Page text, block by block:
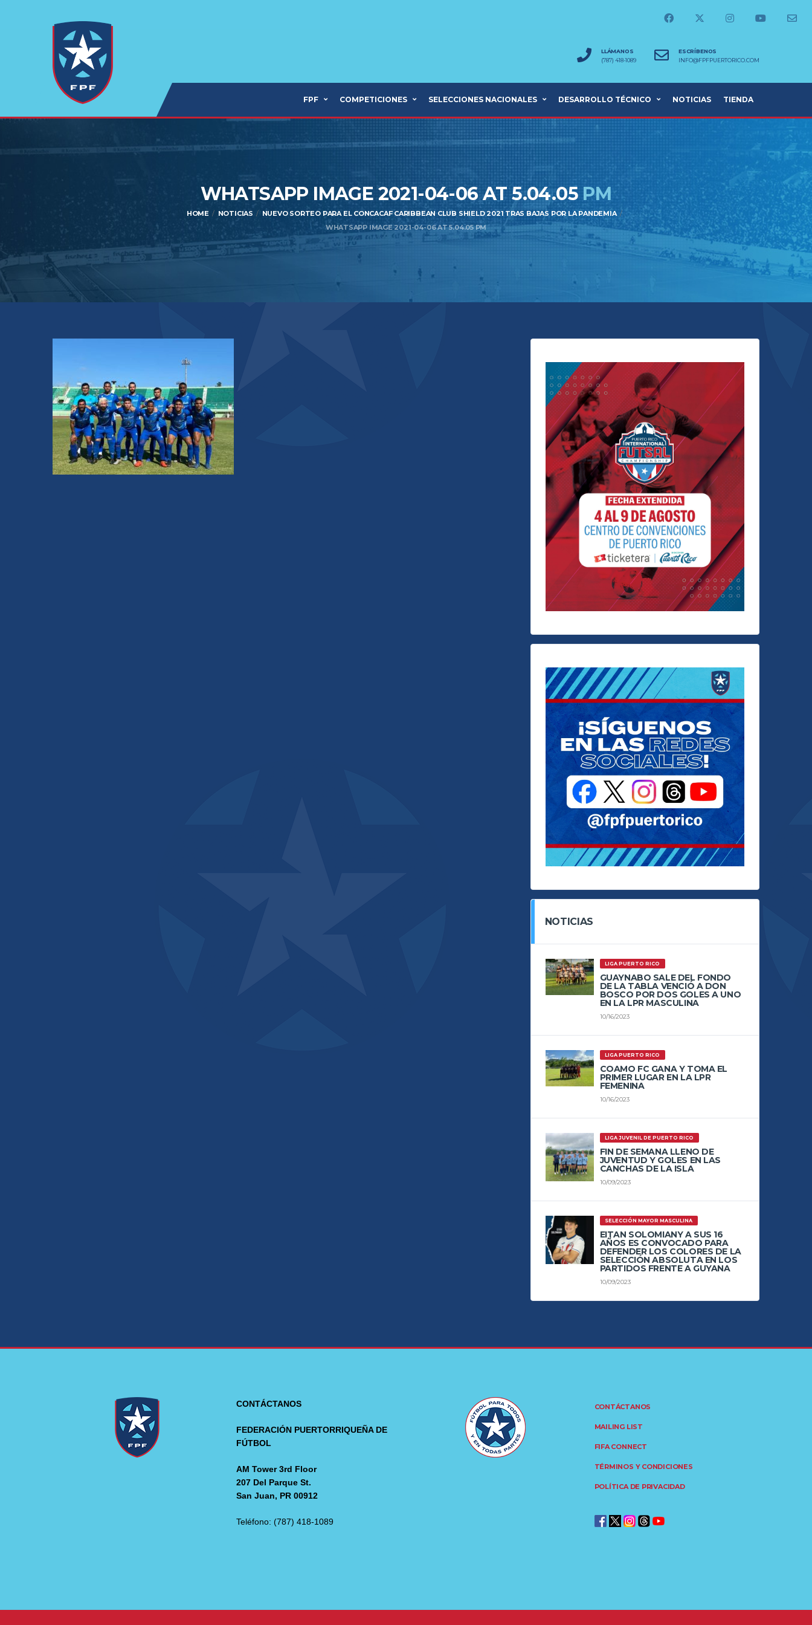
LLÁMANOS
(787) 418-1089
ESCRÍBENOS
INFO@FPFPUERTORICO.COM
FPF COMPETICIONES SELECCIONES NACIONALES DESARROLLO TÉCNICO NOTICIAS TIENDA
WHATSAPP IMAGE 2021-04-06 AT 5.04.05PM
HOME NOTICIAS
NUEVO SORTEO PARA EL CONCACAF CARIBBEAN CLUB SHIELD 2021 TRAS BAJAS POR LA PANDEMIA
WHATSAPP IMAGE 2021-04-06 AT 5.04.05 PM
NOTICIAS
LIGA PUERTO RICO
GUAYNABO SALE DEL FONDO
DE LA TABLA VENCIÓ A DON
BOSCO POR DOS GOLES A UNO
EN LA LPR MASCULINA
10/16/2023
LIGA PUERTO RICO
COAMO FC GANA Y TOMA EL
PRIMER LUGAR EN LA LPR
FEMENINA
10/16/2023
LIGA JUVENIL DE PUERTO RICO
FIN DE SEMANA LLENO DE
JUVENTUD Y GOLES EN LAS
CANCHAS DE LA ISLA
10/09/2023
SELECCIÓN MAYOR MASCULINA
EITAN SOLOMIANY A SUS 16
AÑOS ES CONVOCADO PARA
DEFENDER LOS COLORES DE LA
SELECCIÓN ABSOLUTA EN LOS
PARTIDOS FRENTE A GUYANA
10/09/2023
CONTÁCTANOS
FEDERACIÓN PUERTORRIQUEÑA DE
FÚTBOL
AM Tower 3rd Floor
207 Del Parque St.
San Juan, PR 00912
Teléfono: (787) 418-1089
CONTÁCTANOS
MAILING LIST
FIFA CONNECT
TÉRMINOS Y CONDICIONES
POLÍTICA DE PRIVACIDAD